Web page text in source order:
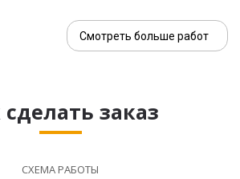
Смотреть больше работ
сделать заказ
СХЕМА РАБОТЫ